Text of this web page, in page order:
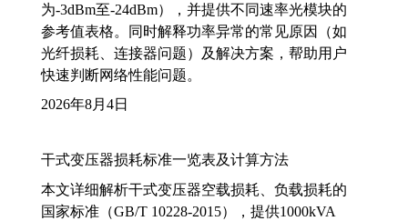
为-3dBm至-24dBm），并提供不同速率光模块的
参考值表格。同时解释功率异常的常见原因（如
光纤损耗、连接器问题）及解决方案，帮助用户
快速判断网络性能问题。
2026年8月4日
干式变压器损耗标准一览表及计算方法
本文详细解析干式变压器空载损耗、负载损耗的
国家标准（GB/T 10228-2015），提供1000kVA